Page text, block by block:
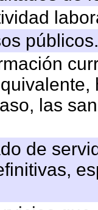
públicos.
las
de